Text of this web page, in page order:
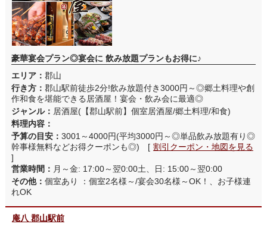
豪華宴会プラン◎宴会に 飲み放題プランもお得に♪
エリア： 郡山
行き方： 郡山駅前徒歩2分!飲み放題付き3000円～◎郷土料理や創
作和食を堪能できる居酒屋！宴会・飲み会に最適◎
ジャンル： 居酒屋(【郡山駅前】個室居酒屋/郷土料理/和食)
料理内容：
予算の目安： 3001～4000円(平均3000円～◎単品飲み放題有り◎
幹事様無料などお得クーポンも◎) [ 割引クーポン・地図を見る
]
営業時間： 月～金: 17:00～翌0:00土、日: 15:00～翌0:00
その他： 個室あり ：個室2名様～/宴会30名様～OK！、お子様連
れOK
庵八 郡山駅前